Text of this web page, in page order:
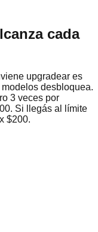
cada
upgradear es
desbloquea.
3 veces por
Si llegás al límite
$200.